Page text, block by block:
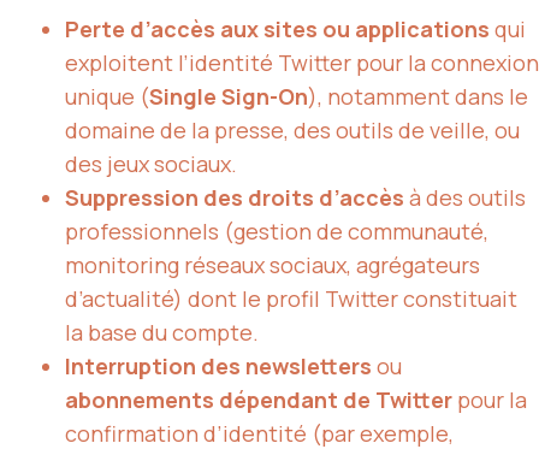
Perte d’accès aux sites ou applications qui
exploitent l’identité Twitter pour la connexion
unique (Single Sign-On), notamment dans le
domaine de la presse, des outils de veille, ou
des jeux sociaux.
Suppression des droits d’accès à des outils
professionnels (gestion de communauté,
monitoring réseaux sociaux, agrégateurs
d’actualité) dont le profil Twitter constituait
la base du compte.
Interruption des newsletters ou
abonnements dépendant de Twitter pour la
confirmation d’identité (par exemple,